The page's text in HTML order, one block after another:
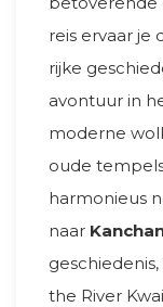
reis ervaar je
rijke
avontuur in
moderne
oude
harmonieus
naar
the River